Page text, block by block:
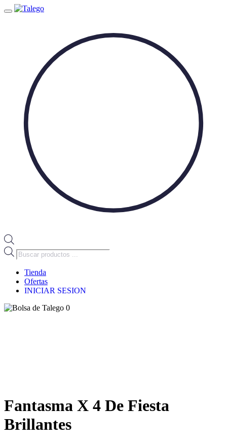
Búsqueda
de
productos
Tienda
Ofertas
INICIAR SESION
0
Fantasma X 4 De Fiesta
Brillantes